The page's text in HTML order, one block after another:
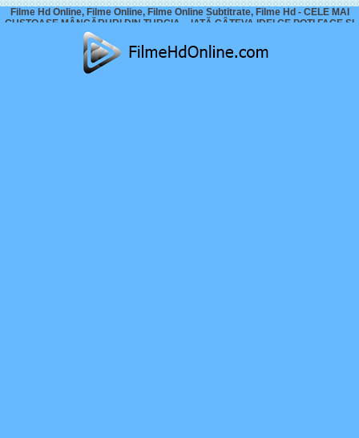
Filme Hd Online, Filme Online, Filme Online Subtitrate, Filme Hd - CELE MAI
GUSTOASE MÂNCĂRURI DIN TURCIA – IATĂ CÂTEVA IDEI CE POȚI FACE ȘI